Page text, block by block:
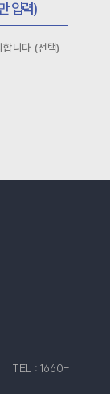
합니다 (선택)
TEL : 1660-